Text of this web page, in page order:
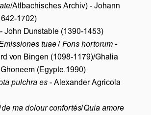
/Atlbachisches Archiv) - Johann
1702)
- John Dunstable (1390-1453)
tuae / Fons hortorum -
von Bingen (1098-1179)/Ghalia
(Egypte,1990)
pulchra es - Alexander Agricola
ma dolour confortés/Quia amore